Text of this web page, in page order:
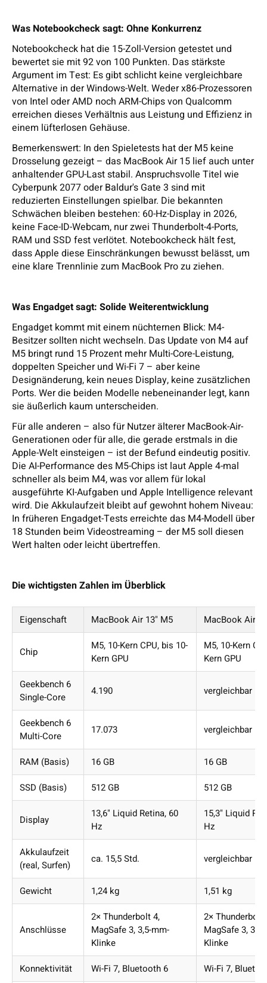
Was Notebookcheck sagt: Ohne Konkurrenz
Notebookcheck hat die 15-Zoll-Version getestet und
bewertet sie mit 92 von 100 Punkten. Das stärkste
Argument im Test: Es gibt schlicht keine vergleichbare
Alternative in der Windows-Welt. Weder x86-Prozessoren
von Intel oder AMD noch ARM-Chips von Qualcomm
erreichen dieses Verhältnis aus Leistung und Effizienz in
einem lüfterlosen Gehäuse.
Bemerkenswert: In den Spieletests hat der M5 keine
Drosselung gezeigt – das MacBook Air 15 lief auch unter
anhaltender GPU-Last stabil. Anspruchsvolle Titel wie
Cyberpunk 2077 oder Baldur's Gate 3 sind mit
reduzierten Einstellungen spielbar. Die bekannten
Schwächen bleiben bestehen: 60-Hz-Display in 2026,
keine Face-ID-Webcam, nur zwei Thunderbolt-4-Ports,
RAM und SSD fest verlötet. Notebookcheck hält fest,
dass Apple diese Einschränkungen bewusst belässt, um
eine klare Trennlinie zum MacBook Pro zu ziehen.
Was Engadget sagt: Solide Weiterentwicklung
Engadget kommt mit einem nüchternen Blick: M4-
Besitzer sollten nicht wechseln. Das Update von M4 auf
M5 bringt rund 15 Prozent mehr Multi-Core-Leistung,
doppelten Speicher und Wi-Fi 7 – aber keine
Designänderung, kein neues Display, keine zusätzlichen
Ports. Wer die beiden Modelle nebeneinander legt, kann
sie äußerlich kaum unterscheiden.
Für alle anderen – also für Nutzer älterer MacBook-Air-
Generationen oder für alle, die gerade erstmals in die
Apple-Welt einsteigen – ist der Befund eindeutig positiv.
Die AI-Performance des M5-Chips ist laut Apple 4-mal
schneller als beim M4, was vor allem für lokal
ausgeführte KI-Aufgaben und Apple Intelligence relevant
wird. Die Akkulaufzeit bleibt auf gewohnt hohem Niveau:
In früheren Engadget-Tests erreichte das M4-Modell über
18 Stunden beim Videostreaming – der M5 soll diesen
Wert halten oder leicht übertreffen.
Die wichtigsten Zahlen im Überblick
Eigenschaft MacBook Air 13" M5 MacBook Air
Chip
M5, 10-Kern CPU, bis 10-
Kern GPU
M5, 10-Kern
Kern GPU
Geekbench 6
Single-Core
4.190 vergleichbar
Geekbench 6
Multi-Core
17.073 vergleichbar
RAM (Basis) 16 GB
16 GB
SSD (Basis)
512 GB 512 GB
Display
13,6" Liquid Retina, 60
Hz
15,3" Liquid
Hz
Akkulaufzeit
(real, Surfen)
ca. 15,5 Std. vergleichbar
Gewicht 1,24 kg 1,51 kg
Anschlüsse
2× Thunderbolt 4,
MagSafe 3, 3,5-mm-
Klinke
2× Thunderbolt
MagSafe 3,
Klinke
Konnektivität
Wi-Fi 7, Bluetooth 6
Wi-Fi 7,